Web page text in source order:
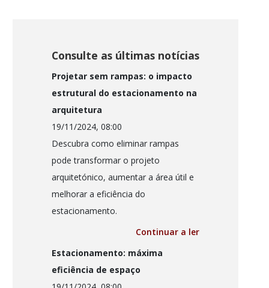
Consulte as últimas notícias
Projetar sem rampas: o impacto
estrutural do estacionamento na
arquitetura
19/11/2024, 08:00
Descubra como eliminar rampas
pode transformar o projeto
arquitetónico, aumentar a área útil e
melhorar a eficiência do
estacionamento.
Continuar a ler
Estacionamento: máxima
eficiência de espaço